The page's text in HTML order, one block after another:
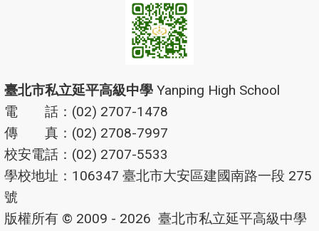
臺北市私立延平高級中學 Yanping High School
電 話：(02) 2707-1478
傳 真：(02) 2708-7997
校安電話：(02) 2707-5533
學校地址：106347 臺北市大安區建國南路一段 275
號
版權所有 © 2009 - 2026 臺北市私立延平高級中學